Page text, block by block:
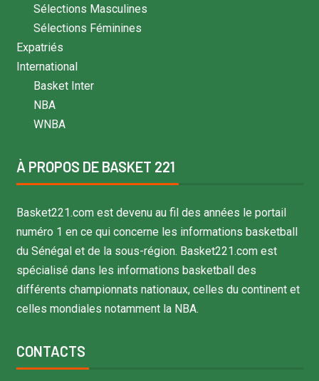
Sélections Masculines
Sélections Féminines
Expatriés
International
Basket Inter
NBA
WNBA
À PROPOS DE BASKET 221
Basket221.com est devenu au fil des années le portail
numéro 1 en ce qui concerne les informations basketball
du Sénégal et de la sous-région. Basket221.com est
spécialisé dans les informations basketball des
différents championnats nationaux, celles du continent et
celles mondiales notamment la NBA.
CONTACTS